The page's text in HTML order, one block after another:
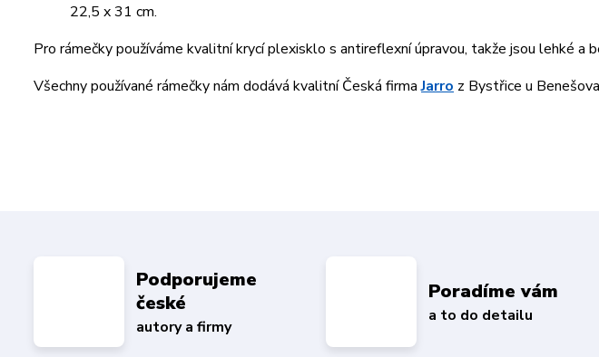
22,5 x 31 cm.
Pro rámečky používáme kvalitní krycí plexisklo s antireflexní úpravou, takže jsou lehké a
Všechny používané rámečky nám dodává kvalitní Česká firmaJarro z Bystřice u
Podporujeme
české
autory a firmy
Poradíme vám
a to do detailu